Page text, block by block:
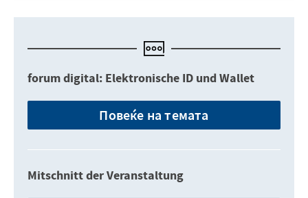
forum digital: Elektronische ID und Wallet
Повеќе на темата
Mitschnitt der Veranstaltung